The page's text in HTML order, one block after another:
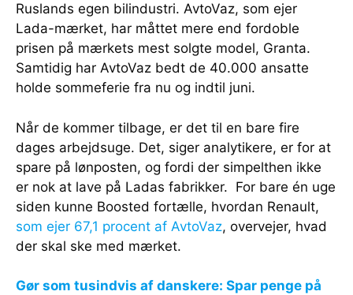
Ruslands egen bilindustri. AvtoVaz, som ejer
Lada-mærket, har måttet mere end fordoble
prisen på mærkets mest solgte model, Granta.
Samtidig har AvtoVaz bedt de 40.000 ansatte
holde sommeferie fra nu og indtil juni.
Når de kommer tilbage, er det til en bare fire
dages arbejdsuge. Det, siger analytikere, er for at
spare på lønposten, og fordi der simpelthen ikke
er nok at lave på Ladas fabrikker. For bare én uge
siden kunne Boosted fortælle, hvordan Renault,
som ejer 67,1 procent af AvtoVaz, overvejer, hvad
der skal ske med mærket.
Gør som tusindvis af danskere: Spar penge på